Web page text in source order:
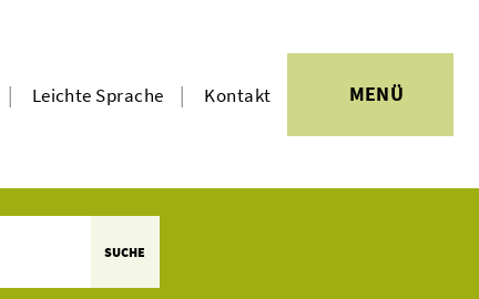
| Leichte Sprache | Kontakt MENÜ
SUCHE